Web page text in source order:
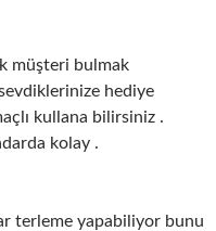
müşteri bulmak
hediye
kullana bilirsiniz .
kolay .
terleme yapabiliyor bunu